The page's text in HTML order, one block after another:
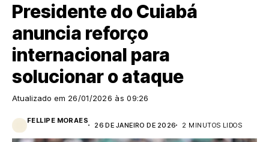
Presidente do Cuiabá
anuncia reforço
internacional para
solucionar o ataque
Atualizado em 26/01/2026 às 09:26
FELLIPE MORAES
26 DE JANEIRO DE 2026 2 MINUTOS LIDOS